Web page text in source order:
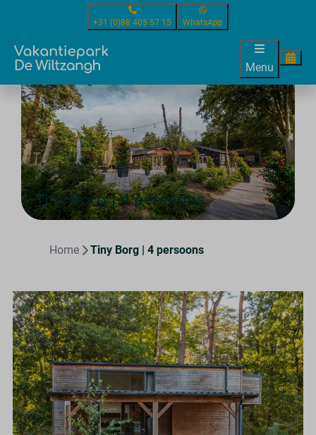
+31 (0)88 405 57 15 WhatsApp
Menu
Tiny Borg | 4 persoons
Home Tiny Borg | 4 persoons